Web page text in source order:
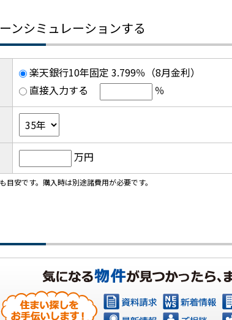
ンシミュレーションする
楽天銀行10年固定 3.799％（8月金利）
直接入力する
％
万円
安です。購入時は別途諸費用が必要です。